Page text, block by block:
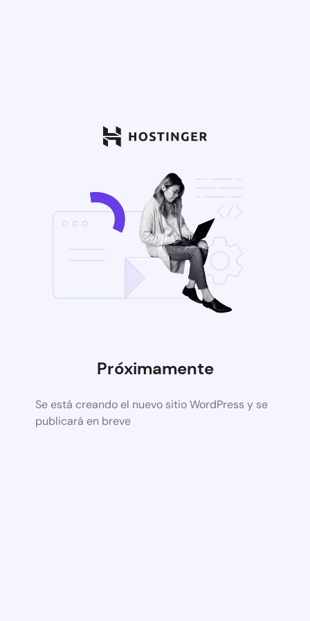
Próximamente
Se está creando el nuevo sitio WordPress y se
publicará en breve